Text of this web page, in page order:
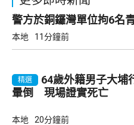
警方於銅鑼灣單位拘6名
本地 11分鐘前
精選
64歲外籍男子大埔
暈倒 現場證實死亡
本地 20分鐘前